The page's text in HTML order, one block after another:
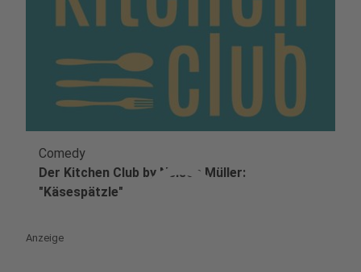
play_circle
Comedy
Der Kitchen Club by Nelson Müller:
"Käsespätzle"
Anzeige